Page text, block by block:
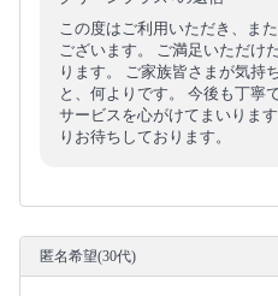
この度はご利用いただき、ま
ございます。 ご満足いただけ
ります。 ご家族皆さまが気持
と、何よりです。 今後も丁寧
サービスを心がけてまいりま
りお待ちしております。
匿名希望(30代)